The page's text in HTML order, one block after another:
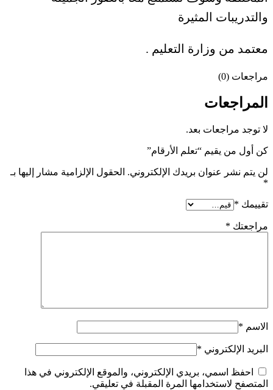
والتدريبات المثيرة
معتمد من وزارة التعليم .
مراجعات (0)
المراجعات
لا توجد مراجعات بعد.
كن أول من يقيم “تعلم الأرقام”
لن يتم نشر عنوان بريدك الإلكتروني. الحقول الإلزامية مشار إليها بـ
*
تقييمك *
مراجعتك *
الاسم *
البريد الإلكتروني *
احفظ اسمي، بريدي الإلكتروني، والموقع الإلكتروني في هذا
المتصفح لاستخدامها المرة المقبلة في تعليقي.